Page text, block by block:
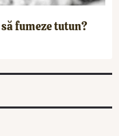
fumeze tutun?